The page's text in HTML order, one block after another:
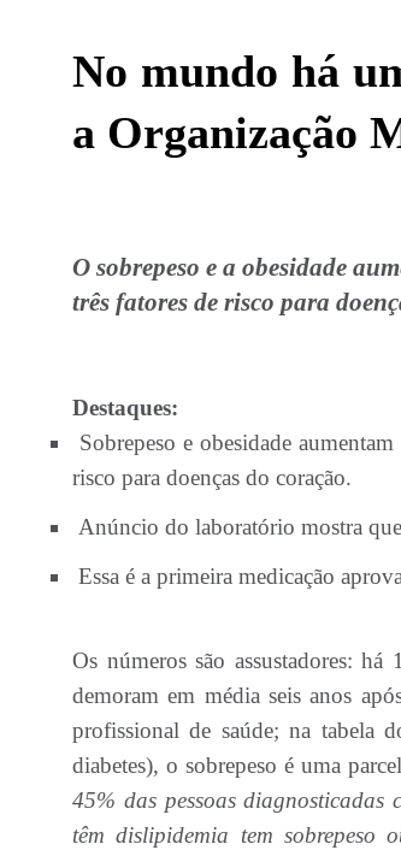
No mundo há
a Organização
O sobrepeso e a obesidade
três fatores de risco para
Destaques:
Sobrepeso e obesidade
risco para doenças do coração.
Anúncio do laboratório mostra
Essa é a primeira medicação
Os números são assustadores:
demoram em média seis anos
profissional de saúde; na tabela
diabetes), o sobrepeso é uma
45% das pessoas diagnosticadas
têm dislipidemia tem sobrepeso